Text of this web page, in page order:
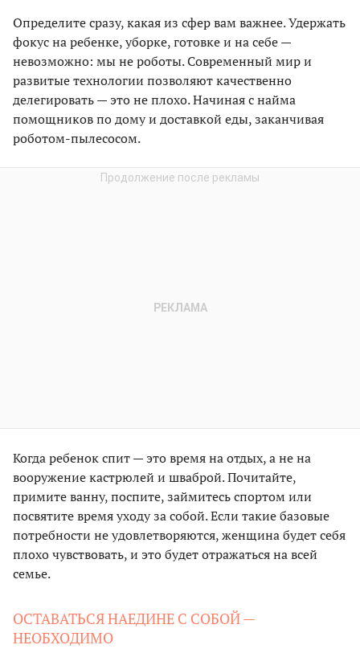
Определите сразу, какая из сфер вам важнее. Удержать
фокус на ребенке, уборке, готовке и на себе —
невозможно: мы не роботы. Современный мир и
развитые технологии позволяют качественно
делегировать — это не плохо. Начиная с найма
помощников по дому и доставкой еды, заканчивая
роботом-пылесосом.
Когда ребенок спит — это время на отдых, а не на
вооружение кастрюлей и шваброй. Почитайте,
примите ванну, поспите, займитесь спортом или
посвятите время уходу за собой. Если такие базовые
потребности не удовлетворяются, женщина будет себя
плохо чувствовать, и это будет отражаться на всей
семье.
ОСТАВАТЬСЯ НАЕДИНЕ С СОБОЙ —
НЕОБХОДИМО